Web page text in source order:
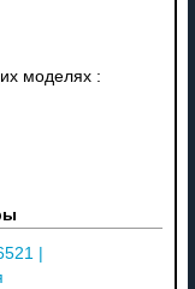
моделях :
|